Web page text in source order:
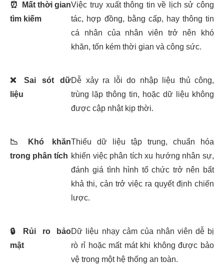
⏰
Mất thời gian
tìm kiếm
Việc truy xuất thông tin về lịch sử công
tác, hợp đồng, bằng cấp, hay thông tin
cá nhân của nhân viên trở nên khó
khăn, tốn kém thời gian và công sức.
❌
Sai sót dữ
liệu
Dễ xảy ra lỗi do nhập liệu thủ công,
trùng lặp thông tin, hoặc dữ liệu không
được cập nhật kịp thời.
📉
Khó khăn
trong phân tích
Thiếu dữ liệu tập trung, chuẩn hóa
khiến việc phân tích xu hướng nhân sự,
đánh giá tình hình tổ chức trở nên bất
khả thi, cản trở việc ra quyết định chiến
lược.
🔒
Rủi ro bảo
mật
Dữ liệu nhạy cảm của nhân viên dễ bị
rò rỉ hoặc mất mát khi không được bảo
vệ trong một hệ thống an toàn.